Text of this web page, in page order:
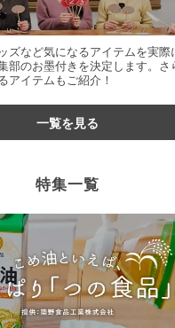
ズなど気になるアイテムを実際
部のお墨付きを決定します。さ
アイテムもご紹介！
一覧を見る
特集一覧